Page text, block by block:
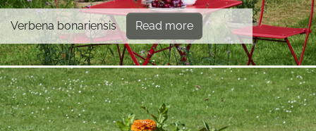
Verbena bonariensis Read more